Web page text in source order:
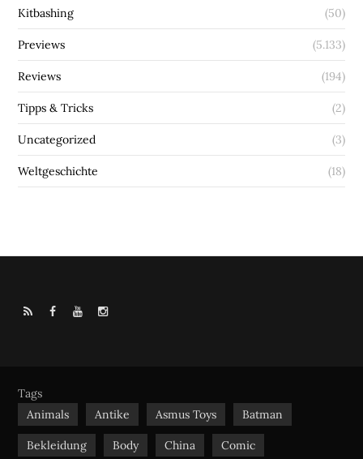
Kitbashing (50)
Previews (5.133)
Reviews (194)
Tipps & Tricks (2)
Uncategorized (3)
Weltgeschichte (18)
R
F
o
k
Y
e
I
r
Tags
Animals
Antike Asmus Toys Batman
Bekleidung Body China Comic